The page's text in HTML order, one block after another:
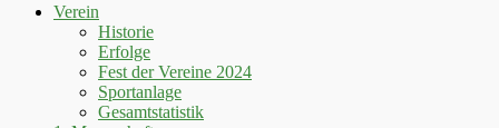
scrollenVerein
Historie
Erfolge
Fest der Vereine 2024
Sportanlage
Gesamtstatistik